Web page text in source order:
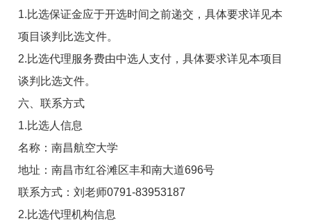
1.比选保证金应于开选时间之前递交，具体要求详见本
项目谈判比选文件。
2.比选代理服务费由中选人支付，具体要求详见本项目
谈判比选文件。
六 、联系方式
1.比选人信息
名称：南昌航空大学
地址：南昌市红谷滩区丰和南大道696号
联系方式：刘老师0791-83953187
2.比选代理机构信息